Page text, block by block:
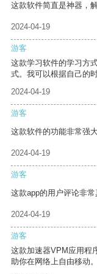
这款软件简直是神器，
2024-04-19
游客
这款学习软件的学习方
式。我可以根据自己的
2024-04-19
游客
这款软件的功能非常强
2024-04-19
游客
这款app的用户评论非常
2024-04-19
游客
这款加速器VPM应用程
助你在网络上自由移动。